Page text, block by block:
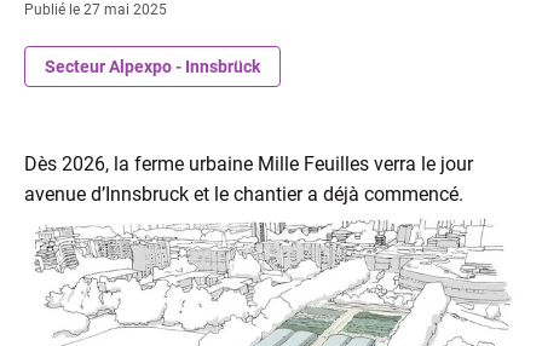
Publié le 27 mai 2025
Secteur Alpexpo - Innsbrück
Dès 2026, la ferme urbaine Mille Feuilles verra le jour
avenue d’Innsbruck et le chantier a déjà commencé.